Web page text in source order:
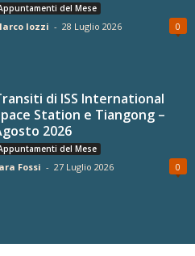
del Mese
Iozzi - 28 Luglio 2026 0
di ISS International
Station e Tiangong –
2026
del Mese
Fossi - 27 Luglio 2026 0